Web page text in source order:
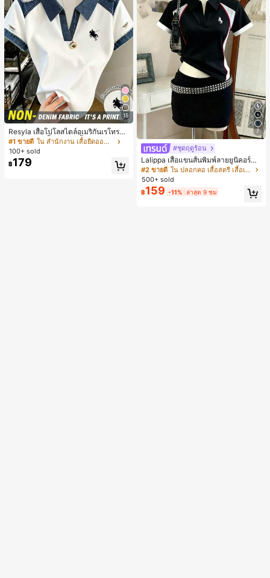
15
Resyla เสื้อโปโลสไตล์อเมริกันเรโทรสำ
หรับผู้หญิง, เสื้อยืดแขนสั้นสำหรับผู้หญิ
ง, ลายม้า, สไตล์ Y2K, เสื้อโปโลแขนสั้น
แบบคัลเลอร์บล็อกสำหรับผู้หญิง
#1 ขายดี
ใน สำนักงาน เสื้อยืดออฟฟิศ
100+ sold
฿179
7
#ชุดฤดูร้อน
Lalippa เสื้อแขนสั้นพิมพ์ลายยูนิคอร์นล
ายทางสีตัดกันสำหรับผู้หญิง สไตล์วิทย
าลัย
#2 ขายดี
ใน ปลอกคอ เสื้อสตรี เสื้อเบลาส์ & Tee
500+ sold
฿159 -11% ล่าสุด 9 ชม